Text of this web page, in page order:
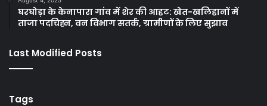
घरघोड़ा के केनापारा गांव में शेर की आहट: खेत-खलिहानों में
ताजा पदचिह्न, वन विभाग सतर्क, ग्रामीणों के लिए सुझाव
Last Modified Posts
Tags